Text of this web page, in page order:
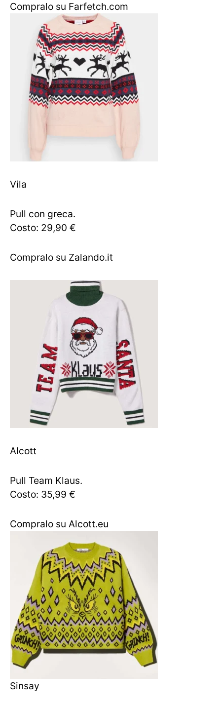
Compralo su Farfetch.com
Vila
Pull con greca.
Costo: 29,90 €
Compralo su Zalando.it
Alcott
Pull Team Klaus.
Costo: 35,99 €
Compralo su Alcott.eu
Sinsay